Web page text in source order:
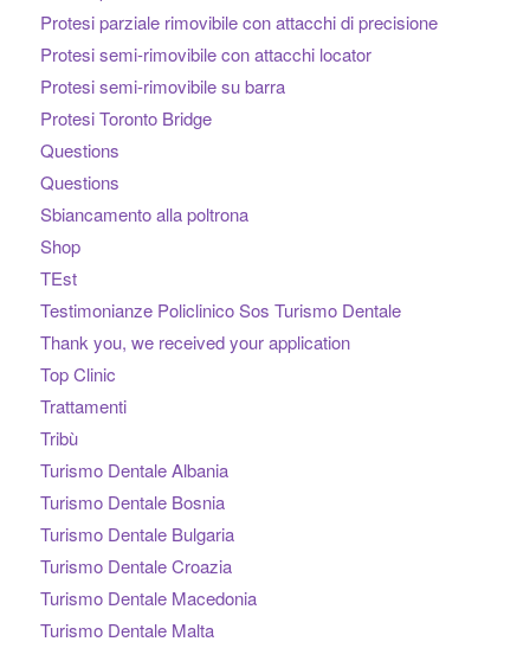
Protesi parziale rimovibile con attacchi di precisione
Protesi semi-rimovibile con attacchi locator
Protesi semi-rimovibile su barra
Protesi Toronto Bridge
Questions
Questions
Sbiancamento alla poltrona
Shop
TEst
Testimonianze Policlinico Sos Turismo Dentale
Thank you, we received your application
Top Clinic
Trattamenti
Tribù
Turismo Dentale Albania
Turismo Dentale Bosnia
Turismo Dentale Bulgaria
Turismo Dentale Croazia
Turismo Dentale Macedonia
Turismo Dentale Malta